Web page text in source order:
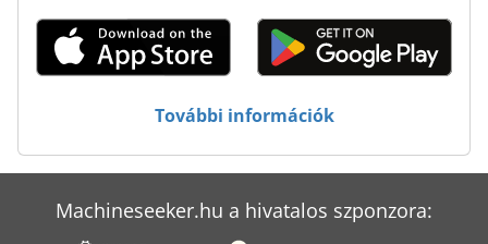
Élzáró Gép
További információk
Machineseeker.hu a hivatalos szponzora: